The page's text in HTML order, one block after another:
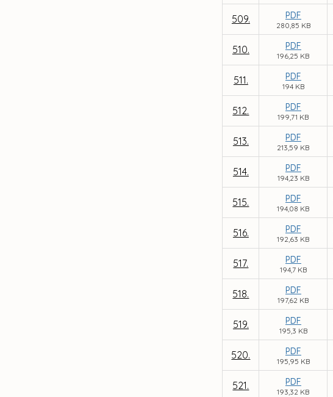
509. PDF
280,85 KB
510. PDF
196,25 KB
511. PDF
194 KB
512. PDF
199,71 KB
513. PDF
213,59 KB
514. PDF
194,23 KB
515. PDF
194,08 KB
516. PDF
192,63 KB
517. PDF
194,7 KB
518. PDF
197,62 KB
519. PDF
195,3 KB
520. PDF
195,95 KB
521. PDF
193,32 KB